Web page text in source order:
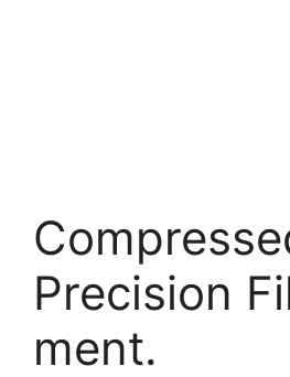
Precision
ment.